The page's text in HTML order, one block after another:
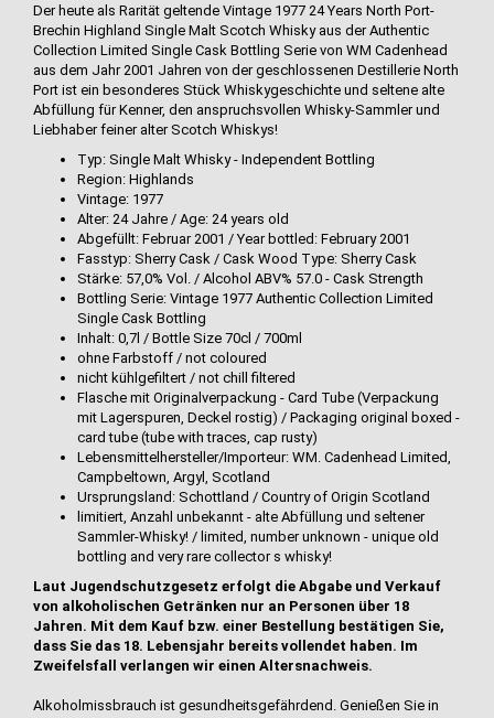
Der heute als Rarität geltende Vintage 1977 24 Years North Port-
Brechin Highland Single Malt Scotch Whisky aus der Authentic
Collection Limited Single Cask Bottling Serie von WM Cadenhead
aus dem Jahr 2001 Jahren von der geschlossenen Destillerie North
Port ist ein besonderes Stück Whiskygeschichte und seltene alte
Abfüllung für Kenner, den anspruchsvollen Whisky-Sammler und
Liebhaber feiner alter Scotch Whiskys!
Typ: Single Malt Whisky - Independent Bottling
Region: Highlands
Vintage: 1977
Alter: 24 Jahre / Age: 24 years old
Abgefüllt: Februar 2001 / Year bottled: February 2001
Fasstyp: Sherry Cask / Cask Wood Type: Sherry Cask
Stärke: 57,0% Vol. / Alcohol ABV% 57.0 - Cask Strength
Bottling Serie: Vintage 1977 Authentic Collection Limited
Single Cask Bottling
Inhalt: 0,7l / Bottle Size 70cl / 700ml
ohne Farbstoff / not coloured
nicht kühlgefiltert / not chill filtered
Flasche mit Originalverpackung - Card Tube (Verpackung
mit Lagerspuren, Deckel rostig) / Packaging original boxed -
card tube (tube with traces, cap rusty)
Lebensmittelhersteller/Importeur: WM. Cadenhead Limited,
Campbeltown, Argyl, Scotland
Ursprungsland: Schottland / Country of Origin Scotland
limitiert, Anzahl unbekannt - alte Abfüllung und seltener
Sammler-Whisky! / limited, number unknown - unique old
bottling and very rare collector s whisky!
Laut Jugendschutzgesetz erfolgt die Abgabe und Verkauf
von alkoholischen Getränken nur an Personen über 18
Jahren. Mit dem Kauf bzw. einer Bestellung bestätigen Sie,
dass Sie das 18. Lebensjahr bereits vollendet haben. Im
Zweifelsfall verlangen wir einen Altersnachweis.
Alkoholmissbrauch ist gesundheitsgefährdend. Genießen Sie in